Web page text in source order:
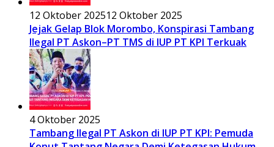
12 Oktober 202512 Oktober 2025
Jejak Gelap Blok Morombo, Konspirasi Tambang
Ilegal PT Askon–PT TMS di IUP PT KPI Terkuak
4 Oktober 2025
Tambang Ilegal PT Askon di IUP PT KPI: Pemuda